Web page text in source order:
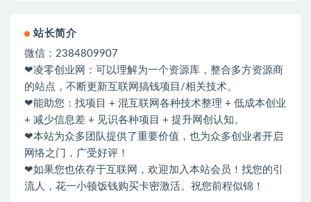
站长简介
微信：2384809907
❤凌零创业网：可以理解为一个资源库，整合多方资源商
的站点，不断更新互联网搞钱项目/相关技术。
❤能助您：找项目 + 混互联网各种技术整理 + 低成本创业
+ 减少信息差 + 见识各种项目 + 提升网创认知。
❤本站为众多团队提供了重要价值，也为众多创业者开启
网络之门，广受好评！
❤如果您也依存于互联网，欢迎加入本站会员！找您的引
流人，花一小顿饭钱购买卡密激活。祝您前程似锦！